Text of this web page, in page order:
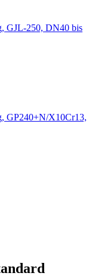
GJL-250, DN40 bis
GP240+N/X10Cr13,